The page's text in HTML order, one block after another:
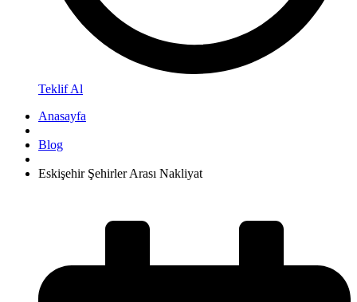
Teklif Al
Anasayfa
Blog
Eskişehir Şehirler Arası Nakliyat